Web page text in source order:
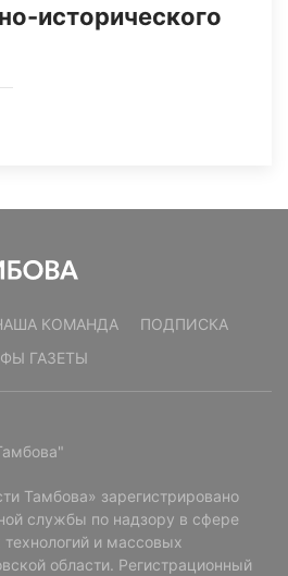
исторического
КОМАНДА
ПОДПИСКА
ГАЗЕТЫ
Тамбова» зарегистрировано
службы по надзору в сфере
и массовых
области. Регистрационный